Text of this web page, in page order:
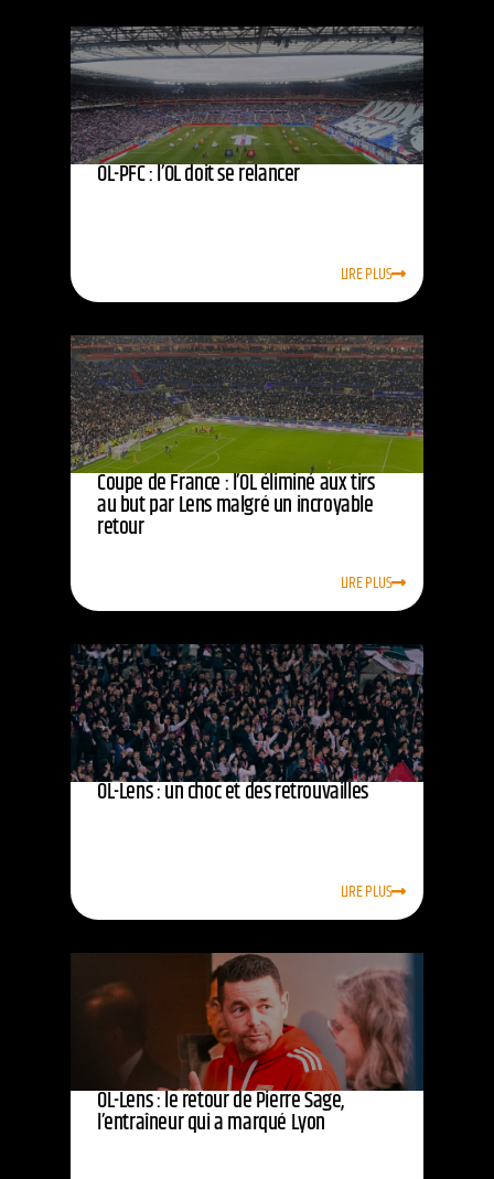
OL-PFC : l’OL doit se relancer
LIRE PLUS
Coupe de France : l’OL éliminé aux tirs
au but par Lens malgré un incroyable
retour
LIRE PLUS
OL-Lens : un choc et des retrouvailles
LIRE PLUS
OL-Lens : le retour de Pierre Sage,
l’entraîneur qui a marqué Lyon